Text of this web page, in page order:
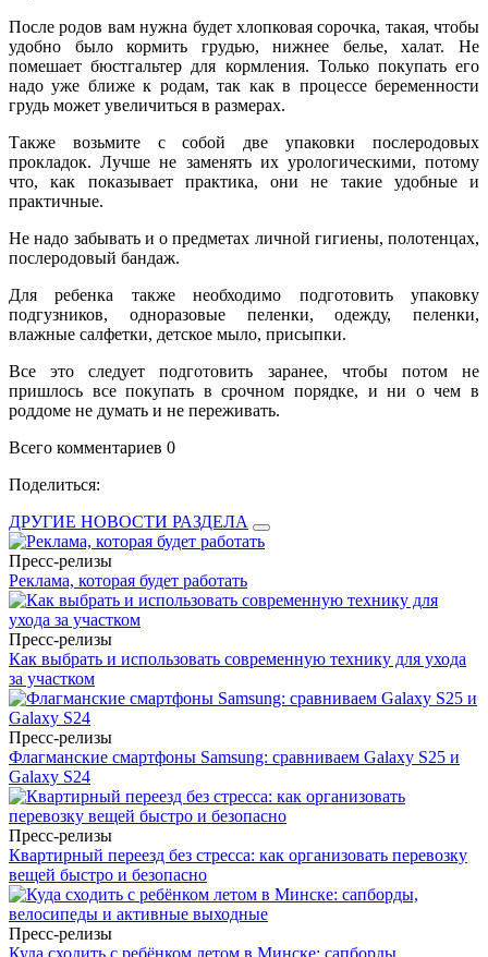
После родов вам нужна будет хлопковая сорочка, такая, чтобы
удобно было кормить грудью, нижнее белье, халат. Не
помешает бюстгальтер для кормления. Только покупать его
надо уже ближе к родам, так как в процессе беременности
грудь может увеличиться в размерах.
Также возьмите с собой две упаковки послеродовых
прокладок. Лучше не заменять их урологическими, потому
что, как показывает практика, они не такие удобные и
практичные.
Не надо забывать и о предметах личной гигиены, полотенцах,
послеродовый бандаж.
Для ребенка также необходимо подготовить упаковку
подгузников, одноразовые пеленки, одежду, пеленки,
влажные салфетки, детское мыло, присыпки.
Все это следует подготовить заранее, чтобы потом не
пришлось все покупать в срочном порядке, и ни о чем в
роддоме не думать и не переживать.
Всего комментариев 0
Поделиться:
ДРУГИЕ НОВОСТИ РАЗДЕЛА
Пресс-релизы
Реклама, которая будет работать
Пресс-релизы
Как выбрать и использовать современную технику для ухода
за участком
Пресс-релизы
Флагманские смартфоны Samsung: сравниваем Galaxy S25 и
Galaxy S24
Пресс-релизы
Квартирный переезд без стресса: как организовать перевозку
вещей быстро и безопасно
Пресс-релизы
Куда сходить с ребёнком летом в Минске: сапборды,